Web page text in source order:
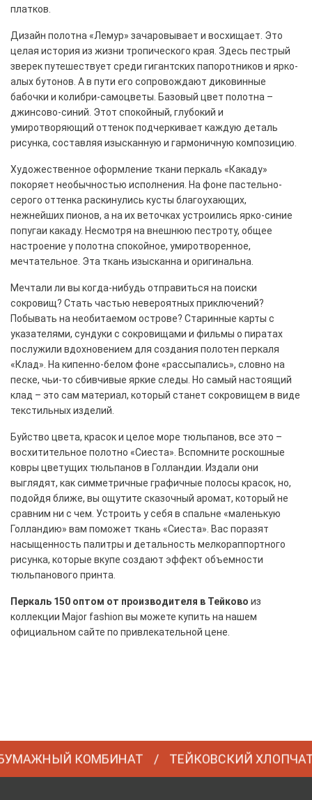
платков.
Дизайн полотна «Лемур» зачаровывает и восхищает. Это
целая история из жизни тропического края. Здесь пестрый
зверек путешествует среди гигантских папоротников и ярко-
алых бутонов. А в пути его сопровождают диковинные
бабочки и колибри-самоцветы. Базовый цвет полотна –
джинсово-синий. Этот спокойный, глубокий и
умиротворяющий оттенок подчеркивает каждую деталь
рисунка, составляя изысканную и гармоничную композицию.
Художественное оформление ткани перкаль «Какаду»
покоряет необычностью исполнения. На фоне пастельно-
серого оттенка раскинулись кусты благоухающих,
нежнейших пионов, а на их веточках устроились ярко-синие
попугаи какаду. Несмотря на внешнюю пестроту, общее
настроение у полотна спокойное, умиротворенное,
мечтательное. Эта ткань изысканна и оригинальна.
Мечтали ли вы когда-нибудь отправиться на поиски
сокровищ? Стать частью невероятных приключений?
Побывать на необитаемом острове? Старинные карты с
указателями, сундуки с сокровищами и фильмы о пиратах
послужили вдохновением для создания полотен перкаля
«Клад». На кипенно-белом фоне «рассыпались», словно на
песке, чьи-то сбивчивые яркие следы. Но самый настоящий
клад – это сам материал, который станет сокровищем в виде
текстильных изделий.
Буйство цвета, красок и целое море тюльпанов, все это –
восхитительное полотно «Сиеста». Вспомните роскошные
ковры цветущих тюльпанов в Голландии. Издали они
выглядят, как симметричные графичные полосы красок, но,
подойдя ближе, вы ощутите сказочный аромат, который не
сравним ни с чем. Устроить у себя в спальне «маленькую
Голландию» вам поможет ткань «Сиеста». Вас поразят
насыщенность палитры и детальность мелкораппортного
рисунка, которые вкупе создают эффект объемности
тюльпанового принта.
Перкаль 150 оптом от производителя в Тейково из
коллекции Major fashion вы можете купить на нашем
официальном сайте по привлекательной цене.
КОМБИНАТ ТЕЙКОВСКИЙ